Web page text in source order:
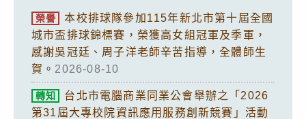
榮譽
本校排球隊參加115年新北市第十屆全國
城市盃排球錦標賽，榮獲高女組冠軍及季軍，
感謝吳冠廷、周子洋老師辛苦指導，全體師生
賀。 2026-08-10
轉知
台北市電腦商業同業公會舉辦之「2026
第31屆大專校院資訊應用服務創新競賽」活動